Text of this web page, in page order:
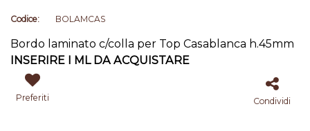
Codice: BOLAMCAS
Bordo laminato c/colla per Top Casablanca h.45mm
INSERIRE I ML DA ACQUISTARE
Preferiti Condividi